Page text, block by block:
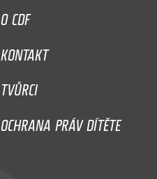
O CDF
KONTAKT
TVŮRCI
OCHRANA PRÁV DÍTĚTE